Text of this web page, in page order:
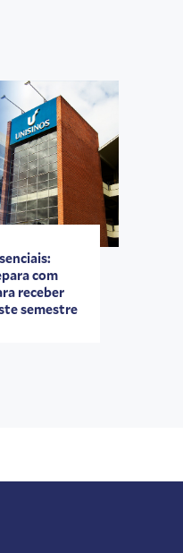
com
receber
semestre